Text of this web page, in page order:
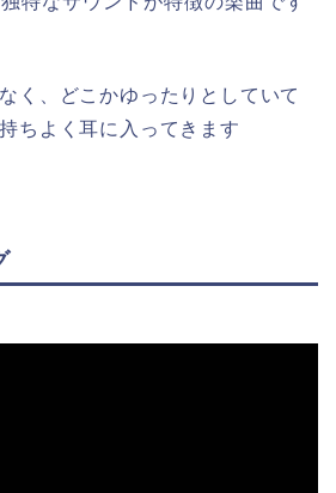
く、どこかゆったりとしていて
ちよく耳に入ってきます